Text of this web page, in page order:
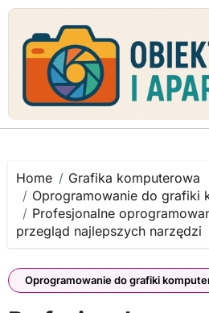
Skip
content
Home
Grafika komputerowa
Oprogramowanie do grafiki
Profesjonalne
przegląd najlepszych narzędzi
Oprogramowanie do grafiki